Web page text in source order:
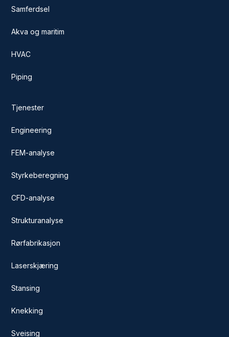
Samferdsel
Akva og maritim
HVAC
Piping
Tjenester
Engineering
FEM-analyse
Styrkeberegning
CFD-analyse
Strukturanalyse
Rørfabrikasjon
Laserskjæring
Stansing
Knekking
Sveising